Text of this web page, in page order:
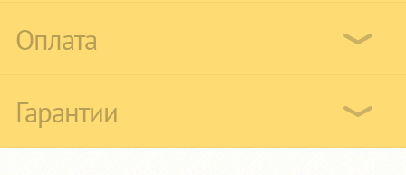
Оплата
Гарантии